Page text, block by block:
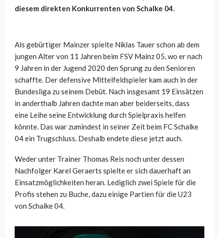
diesem direkten Konkurrenten von Schalke 04.
Als gebürtiger Mainzer spielte Niklas Tauer schon ab dem
jungen Alter von 11 Jahren beim FSV Mainz 05, wo er nach
9 Jahren in der Jugend 2020 den Sprung zu den Senioren
schaffte. Der defensive Mittelfeldspieler kam auch in der
Bundesliga zu seinem Debüt. Nach insgesamt 19 Einsätzen
in anderthalb Jahren dachte man aber beiderseits, dass
eine Leihe seine Entwicklung durch Spielpraxis helfen
könnte. Das war zumindest in seiner Zeit beim FC Schalke
04 ein Trugschluss. Deshalb endete diese jetzt auch.
Weder unter Trainer Thomas Reis noch unter dessen
Nachfolger Karel Geraerts spielte er sich dauerhaft an
Einsatzmöglichkeiten heran. Lediglich zwei Spiele für die
Profis stehen zu Buche, dazu einige Partien für die U23
von Schalke 04.